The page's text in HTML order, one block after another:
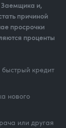
Заемщика и,
причиной
просрочки
проценты
быстрый кредит
нового
или другая